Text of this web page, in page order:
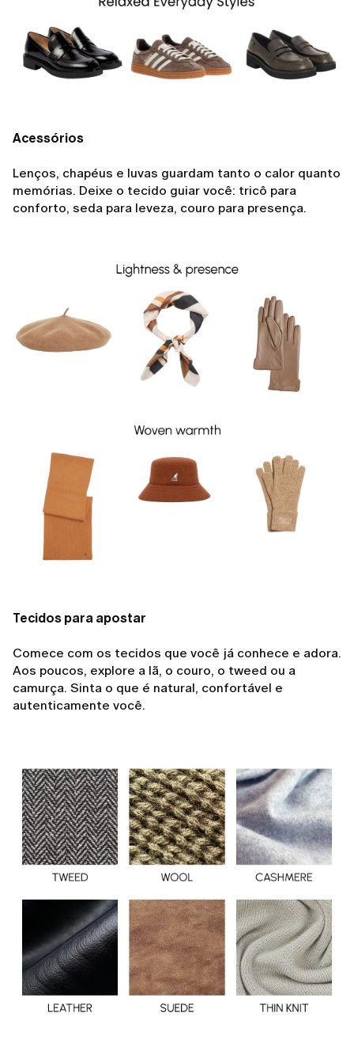
Acessórios
Lenços, chapéus e luvas guardam tanto o calor quanto
memórias. Deixe o tecido guiar você: tricô para
conforto, seda para leveza, couro para presença.
Tecidos para apostar
Comece com os tecidos que você já conhece e adora.
Aos poucos, explore a lã, o couro, o tweed ou a
camurça. Sinta o que é natural, confortável e
autenticamente você.